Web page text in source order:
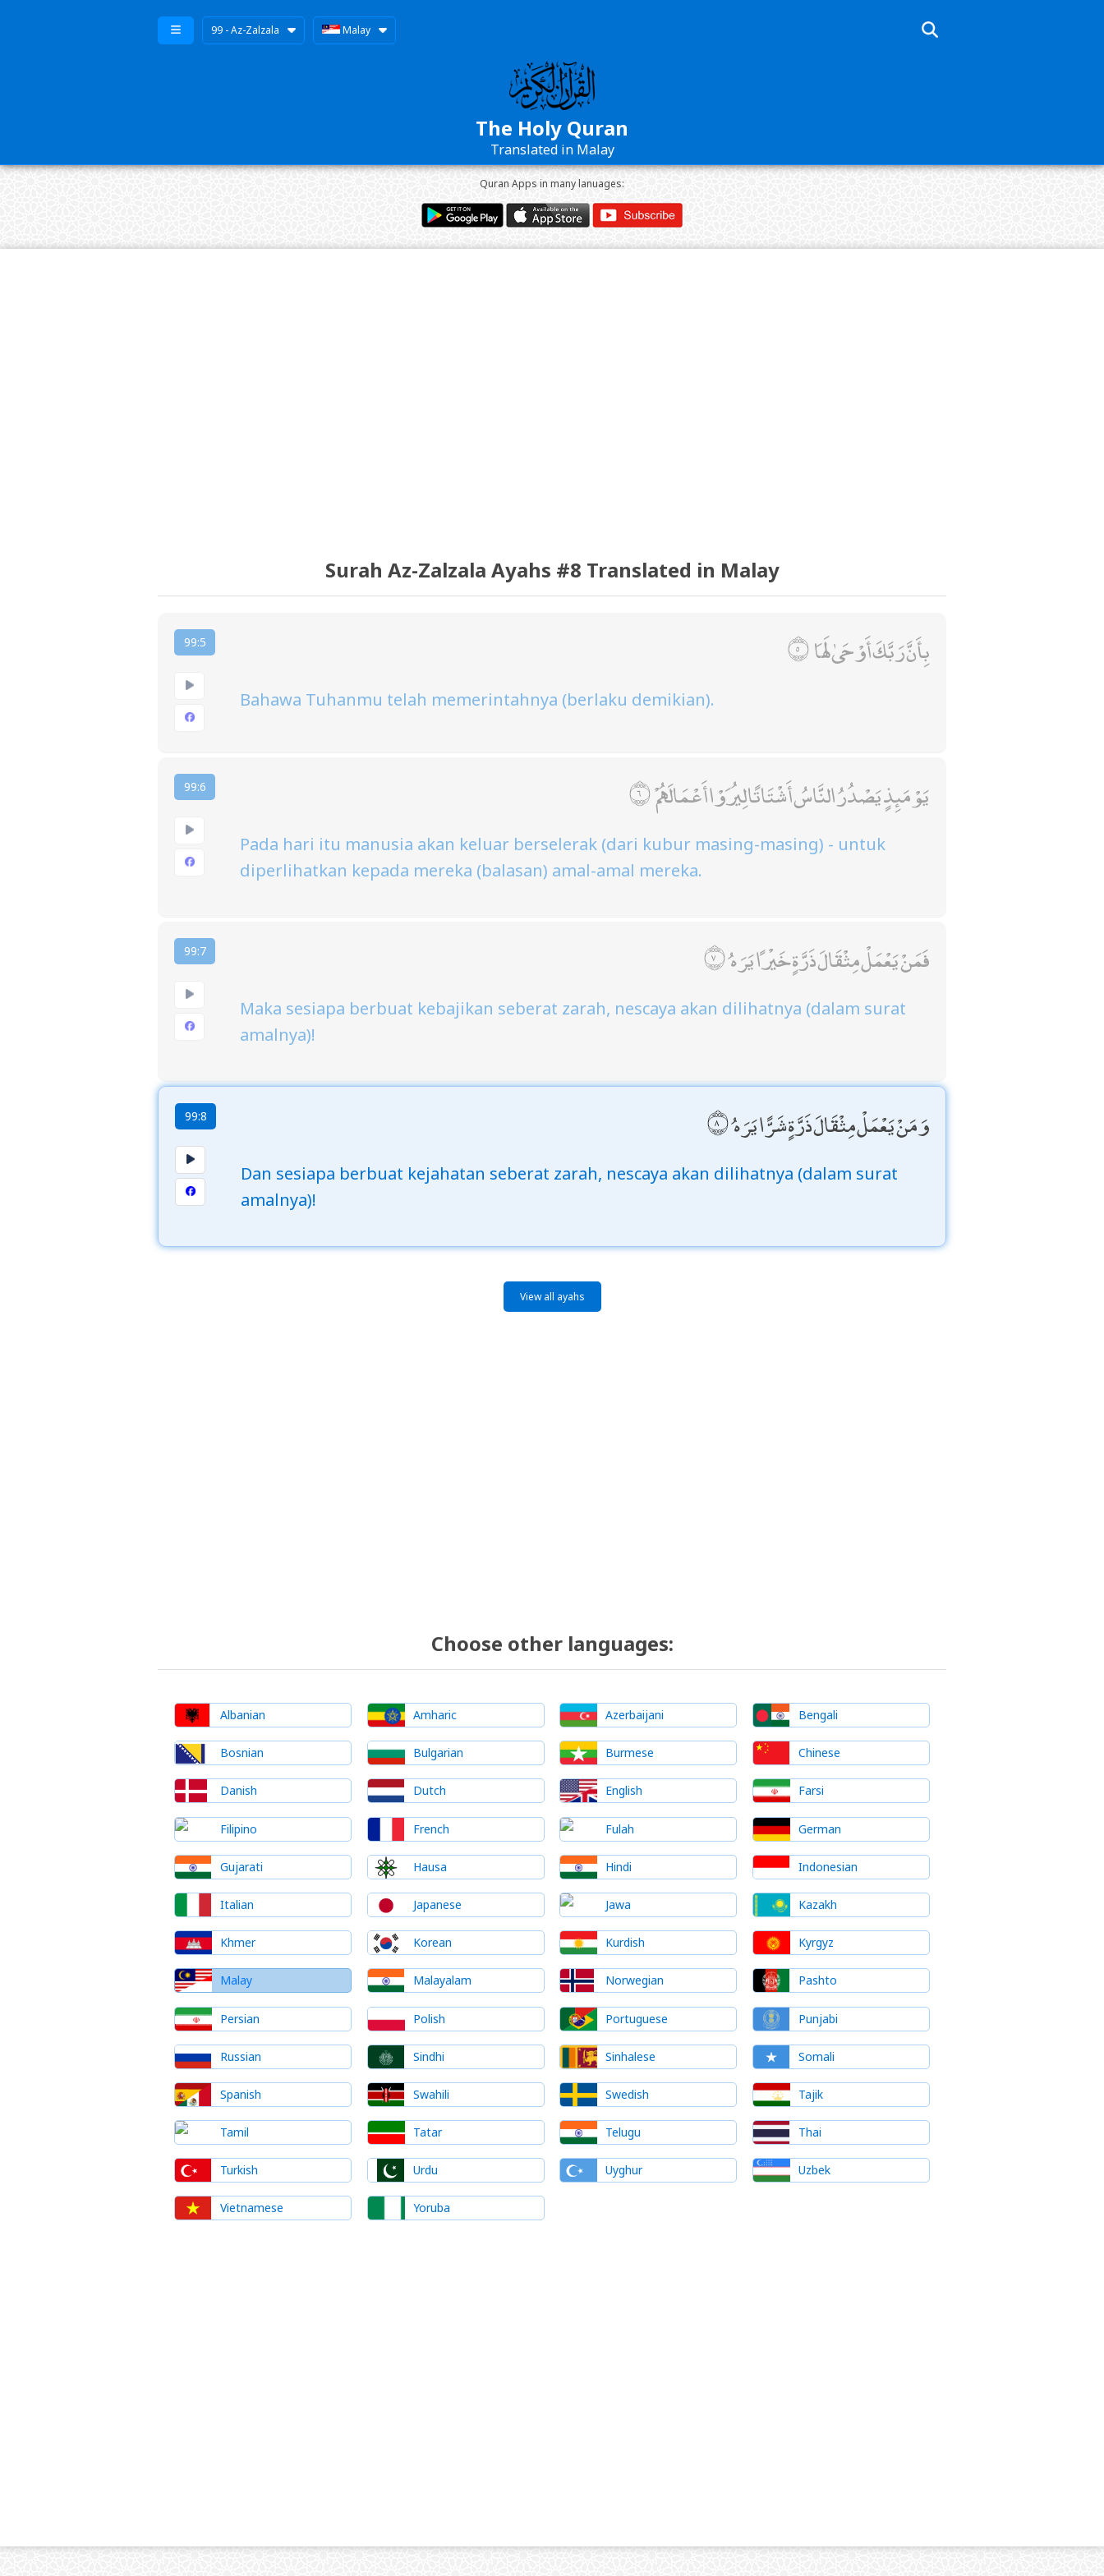
99 - Az-Zalzala Malay
The Holy Quran
Translated in Malay
Quran Apps in many lanuages:
Surah Az-Zalzala Ayahs #8 Translated in Malay
99:5 بِأَنَّ رَبَّكَ أَوْحَىٰ لَهَا
Bahawa Tuhanmu telah memerintahnya (berlaku demikian).
99:6 يَوْمَئِذٍ يَصْدُرُ النَّاسُ أَشْتَاتًا لِيُرَوْا أَعْمَالَهُمْ
Pada hari itu manusia akan keluar berselerak (dari kubur masing-masing) - untuk
diperlihatkan kepada mereka (balasan) amal-amal mereka.
99:7 فَمَنْ يَعْمَلْ مِثْقَالَ ذَرَّةٍ خَيْرًا يَرَهُ
Maka sesiapa berbuat kebajikan seberat zarah, nescaya akan dilihatnya (dalam surat
amalnya)!
99:8 وَمَنْ يَعْمَلْ مِثْقَالَ ذَرَّةٍ شَرًّا يَرَهُ
Dan sesiapa berbuat kejahatan seberat zarah, nescaya akan dilihatnya (dalam surat
amalnya)!
View all ayahs
Choose other languages:
Albanian Amharic Azerbaijani Bengali
Bosnian Bulgarian Burmese Chinese
Danish Dutch English Farsi
Filipino French Fulah German
Gujarati Hausa Hindi Indonesian
Italian Japanese Jawa Kazakh
Khmer Korean Kurdish Kyrgyz
Malay Malayalam Norwegian Pashto
Persian Polish Portuguese Punjabi
Russian Sindhi Sinhalese Somali
Spanish Swahili Swedish Tajik
Tamil Tatar Telugu Thai
Turkish Urdu Uyghur Uzbek
Vietnamese Yoruba